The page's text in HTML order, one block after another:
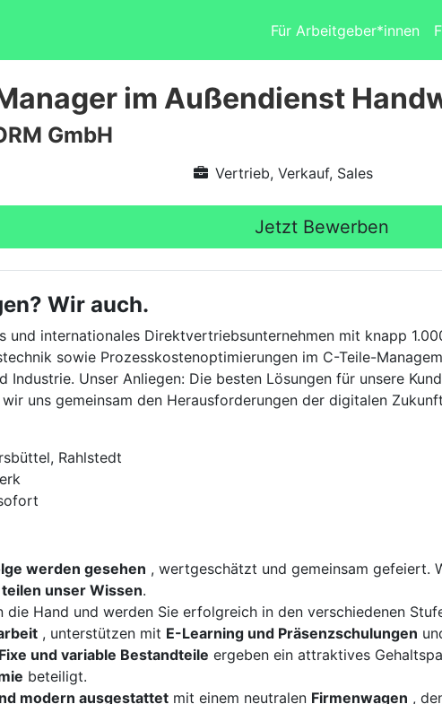
Für Arbeitgeber*innen
im Außendienst
GmbH
Vertrieb, Verkauf, Sales
Jetzt Bewerben
Wir auch.
und internationales Direktvertriebsunternehmen mit knapp
sowie Prozesskostenoptimierungen im C-Teile-
Unser Anliegen: Die besten Lösungen für unsere
uns gemeinsam den Herausforderungen der digitalen
Rahlstedt
werden gesehen , wertgeschätzt und gemeinsam gefeiert.
teilen unser Wissen.
die Hand und werden Sie erfolgreich in den verschiedenen
, unterstützen mit E-Learning und Präsenzschulungen
Fixe und variable Bestandteile ergeben ein attraktives
beteiligt.
modern ausgestattet mit einem neutralen Firmenwagen ,